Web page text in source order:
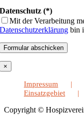
Datenschutz (*)
Mit der Verarbeitung
Datenschutzerklärung bin
×
Impressum
Einsatzgebiet
Copyright ©